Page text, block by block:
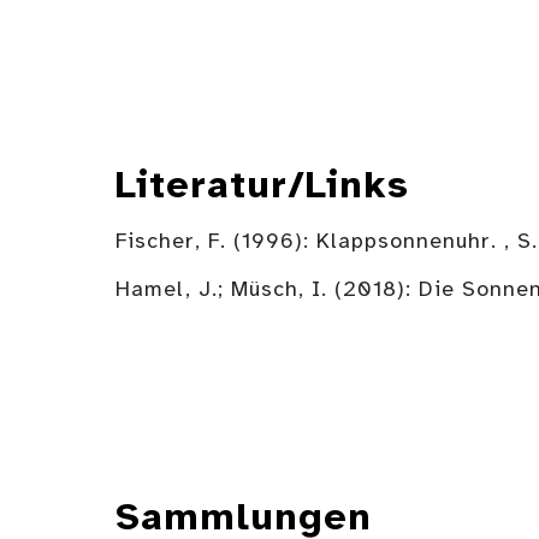
Literatur/Links
Fischer, F. (1996): Klappsonnenuhr. ,
Hamel, J.; Müsch, I. (2018): Die
Sammlungen